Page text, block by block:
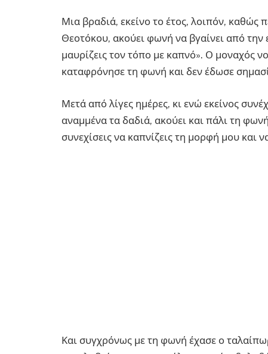
Μια βραδιά, εκείνο το έτος, λοιπόν, καθώς
Θεοτόκου, ακούει φωνή να βγαίνει από την
μαυρίζεις τον τόπο με καπνό». Ο μοναχός
καταφρόνησε τη φωνή και δεν έδωσε
Μετά από λίγες ημέρες, κι ενώ εκείνος
αναμμένα τα δαδιά, ακούει και πάλι τη
συνεχίσεις να καπνίζεις τη μορφή μου και
Και συγχρόνως με τη φωνή έχασε ο